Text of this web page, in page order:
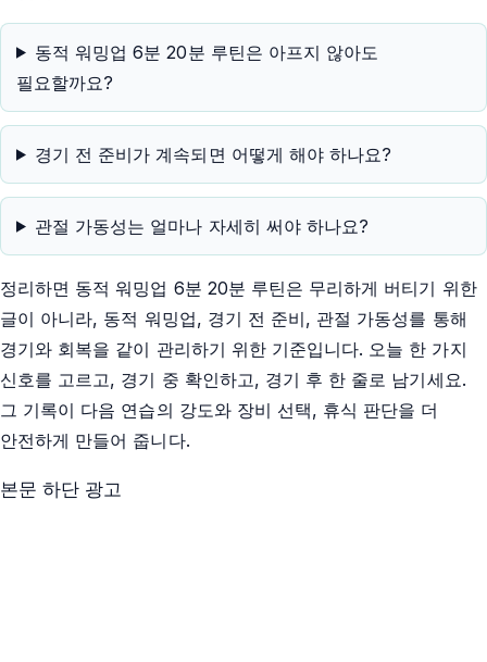
동적 워밍업 6분 20분 루틴은 아프지 않아도
필요할까요?
경기 전 준비가 계속되면 어떻게 해야 하나요?
관절 가동성는 얼마나 자세히 써야 하나요?
정리하면 동적 워밍업 6분 20분 루틴은 무리하게 버티기 위한
글이 아니라, 동적 워밍업, 경기 전 준비, 관절 가동성를 통해
경기와 회복을 같이 관리하기 위한 기준입니다. 오늘 한 가지
신호를 고르고, 경기 중 확인하고, 경기 후 한 줄로 남기세요.
그 기록이 다음 연습의 강도와 장비 선택, 휴식 판단을 더
안전하게 만들어 줍니다.
본문 하단 광고